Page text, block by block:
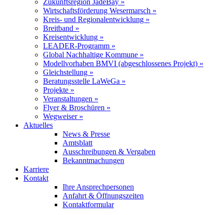
Zukunftsregion JadeBay »
Wirtschaftsförderung Wesermarsch »
Kreis- und Regionalentwicklung »
Breitband »
Kreisentwicklung »
LEADER-Programm »
Global Nachhaltige Kommune »
Modellvorhaben BMVI (abgeschlossenes Projekt) »
Gleichstellung »
Beratungsstelle LaWeGa »
Projekte »
Veranstaltungen »
Flyer & Broschüren »
Wegweiser »
Aktuelles
News & Presse
Amtsblatt
Ausschreibungen & Vergaben
Bekanntmachungen
Karriere
Kontakt
Ihre Ansprechpersonen
Anfahrt & Öffnungszeiten
Kontaktformular